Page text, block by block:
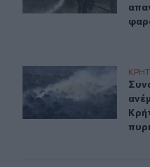
Συναγερμός για τους